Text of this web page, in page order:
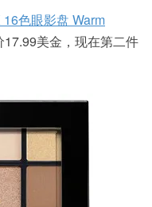
16色眼影盘 Warm
美金，现在第二件